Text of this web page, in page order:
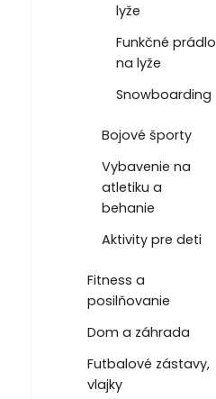
lyže
Funkčné prádlo
na lyže
Snowboarding
Bojové športy
Vybavenie na
atletiku a
behanie
Aktivity pre deti
Fitness a
posilňovanie
Dom a záhrada
Futbalové zástavy,
vlajky